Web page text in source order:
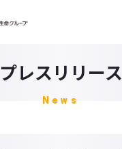
プレスリリース
News